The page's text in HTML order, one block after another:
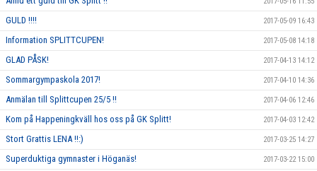
GULD !!!! 2017-05-09 16:43
Information SPLITTCUPEN! 2017-05-08 14:18
GLAD PÅSK! 2017-04-13 14:12
Sommargympaskola 2017! 2017-04-10 14:36
Anmälan till Splittcupen 25/5 !! 2017-04-06 12:46
Kom på Happeningkväll hos oss på GK Splitt! 2017-04-03 12:42
Stort Grattis LENA !!:) 2017-03-25 14:27
Superduktiga gymnaster i Höganäs! 2017-03-22 15:00